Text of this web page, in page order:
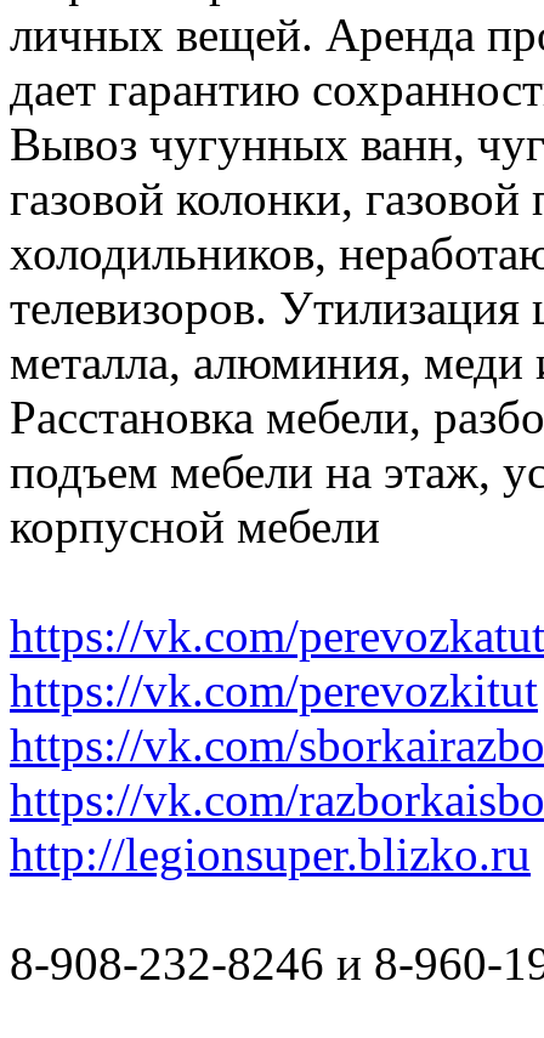
личных вещей. Аренда
дает гарантию
Вывоз чугунных ванн,
газовой колонки,
холодильников,
телевизоров. Утилизация
металла, алюминия, меди
Расстановка мебели,
подъем мебели на этаж,
корпусной мебели
https://vk.com/perevozkatut
https://vk.com/perevozkitut
https://vk.com/
https://vk.com/
http://legionsuper.blizko.ru
8-908-232-8246 и 8-960-